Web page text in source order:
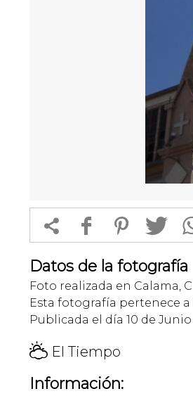
 f 1 T
Datos de la fotografía
Foto realizada en Calama,
Esta fotografía pertenece
Publicada el día 10 de Junio
H El Tiempo
Información: